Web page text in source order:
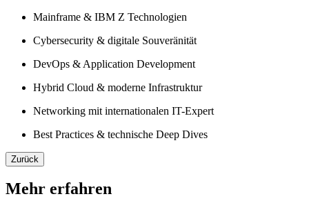
Mainframe & IBM Z Technologien
Cybersecurity & digitale Souveränität
DevOps & Application Development
Hybrid Cloud & moderne Infrastruktur
Networking mit internationalen IT-Expert
Best Practices & technische Deep Dives
Zurück
Mehr erfahren